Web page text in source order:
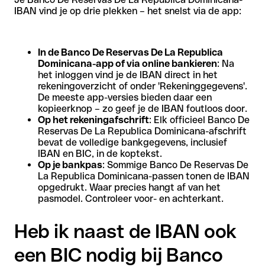
IBAN vind je op drie plekken – het snelst via de app:
In de Banco De Reservas De La Republica
Dominicana-app of via online bankieren: Na
het inloggen vind je de IBAN direct in het
rekeningoverzicht of onder 'Rekeninggegevens'.
De meeste app-versies bieden daar een
kopieerknop – zo geef je de IBAN foutloos door.
Op het rekeningafschrift: Elk officieel Banco De
Reservas De La Republica Dominicana-afschrift
bevat de volledige bankgegevens, inclusief
IBAN en BIC, in de koptekst.
Op je bankpas: Sommige Banco De Reservas De
La Republica Dominicana-passen tonen de IBAN
opgedrukt. Waar precies hangt af van het
pasmodel. Controleer voor- en achterkant.
Heb ik naast de IBAN ook
een BIC nodig bij Banco